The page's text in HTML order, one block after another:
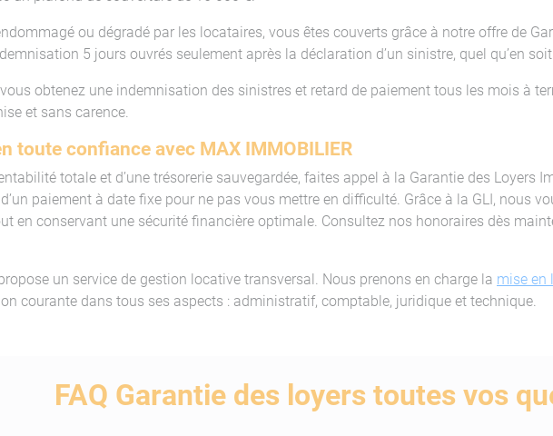
ou dégradé par les locataires, vous êtes couverts grâce à notre offre de
5 jours ouvrés seulement après la déclaration d’un sinistre, quel qu’en
obtenez une indemnisation des sinistres et retard de paiement tous les mois à
et sans carence.
toute confiance avec MAX IMMOBILIER
totale et d’une trésorerie sauvegardée, faites appel à la Garantie des Loyers
paiement à date fixe pour ne pas vous mettre en difficulté. Grâce à la GLI, nous
en conservant une sécurité financière optimale. Consultez nos honoraires dès
un service de gestion locative transversal. Nous prenons en charge la mise en
courante dans tous ses aspects : administratif, comptable, juridique et technique.
FAQ Garantie des loyers toutes vos